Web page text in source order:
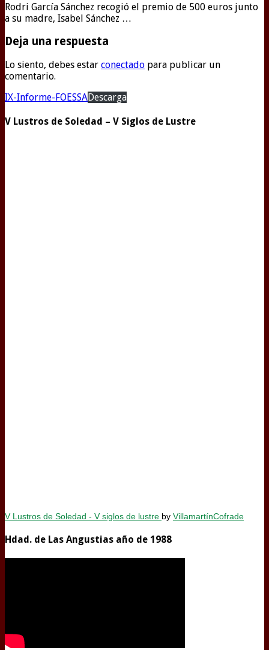
Rodri García Sánchez recogió el premio de 500 euros junto
a su madre, Isabel Sánchez …
Deja una respuesta
Lo siento, debes estar conectado para publicar un
comentario.
IX-Informe-FOESSADescarga
V Lustros de Soledad – V Siglos de Lustre
V Lustros de Soledad - V siglos de lustre by VillamartínCofrade
Hdad. de Las Angustias año de 1988